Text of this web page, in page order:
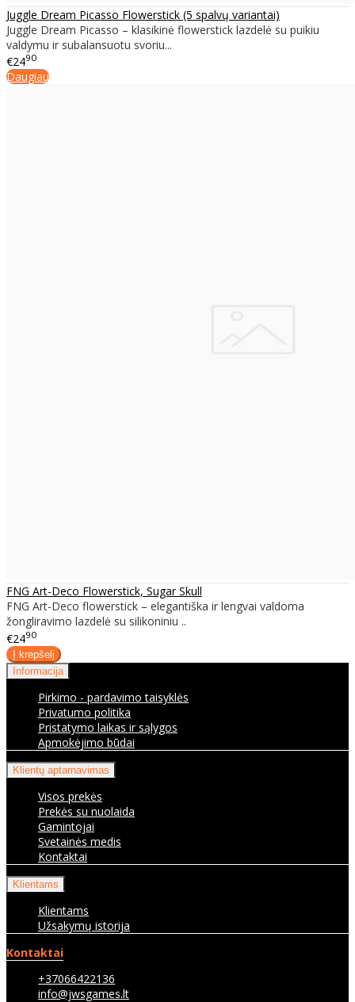
Juggle Dream Picasso Flowerstick (5 spalvų variantai)
Juggle Dream Picasso – klasikinė flowerstick lazdelė su puikiu
valdymu ir subalansuotu svoriu...
€2490
Daugiau
FNG Art-Deco Flowerstick, Sugar Skull
FNG Art-Deco flowerstick – elegantiška ir lengvai valdoma
žongliravimo lazdelė su silikoniniu ..
€2490
Informacija
Pirkimo - pardavimo taisyklės
Privatumo politika
Pristatymo laikas ir sąlygos
Apmokėjimo būdai
Klientų aptarnavimas
Visos prekės
Prekės su nuolaida
Gamintojai
Svetainės medis
Kontaktai
Klientams
Klientams
Užsakymų istorija
Kontaktai
+37066422136
info@jwsgames.lt